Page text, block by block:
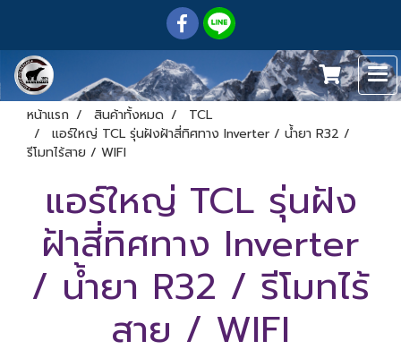
หน้าแรก สินค้าทั้งหมด
TCL
แอร์ใหญ่ TCL รุ่นฝังฝ้าสี่ทิศทาง Inverter / น้ำยา R32 /
รีโมทไร้สาย / WIFI
แอร์ใหญ่ TCL รุ่นฝัง
ฝ้าสี่ทิศทาง Inverter
/ น้ำยา R32 / รีโมทไร้
สาย / WIFI